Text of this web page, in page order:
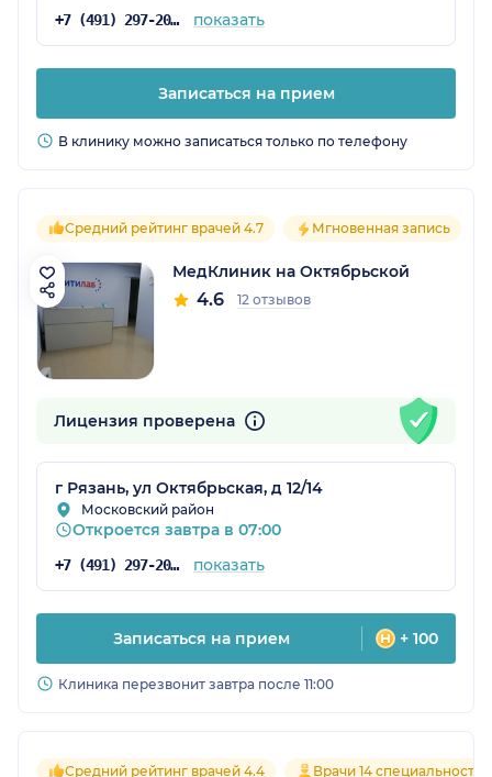
+7 (491) 297-20-53 показать
Записаться на прием
В клинику можно записаться только по телефону
Средний рейтинг врачей 4.7 Мгновенная запись
МедКлиник на Октябрьской
4.6 12 отзывов
Лицензия проверена
г Рязань, ул Октябрьская, д 12/14
Московский район
Откроется завтра в 07:00
+7 (491) 297-20-53 показать
Записаться на прием + 100
Клиника перезвонит завтра после 11:00
Средний рейтинг врачей 4.4 Врачи 14 специальностей